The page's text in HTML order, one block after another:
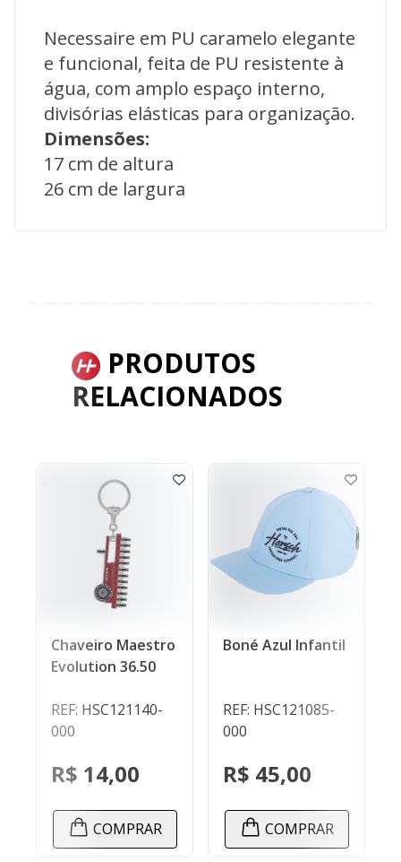
Necessaire em PU caramelo elegante
e funcional, feita de PU resistente à
água, com amplo espaço interno,
divisórias elásticas para organização.
Dimensões:
17 cm de altura
26 cm de largura
PRODUTOS
RELACIONADOS
Chaveiro Maestro
Evolution 36.50
REF: HSC121140-
000
R$ 14,00
COMPRAR
Boné Azul Infantil
REF: HSC121085-
000
R$ 45,00
COMPRAR